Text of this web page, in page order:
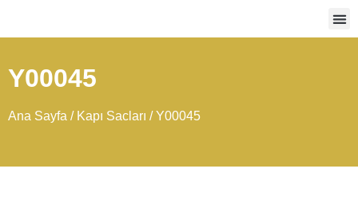
Y00045
Ana Sayfa / Kapı Sacları / Y00045